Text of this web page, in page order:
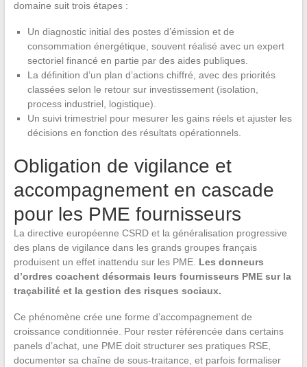
domaine suit trois étapes :
Un diagnostic initial des postes d’émission et de
consommation énergétique, souvent réalisé avec un expert
sectoriel financé en partie par des aides publiques.
La définition d’un plan d’actions chiffré, avec des priorités
classées selon le retour sur investissement (isolation,
process industriel, logistique).
Un suivi trimestriel pour mesurer les gains réels et ajuster les
décisions en fonction des résultats opérationnels.
Obligation de vigilance et
accompagnement en cascade
pour les PME fournisseurs
La directive européenne CSRD et la généralisation progressive
des plans de vigilance dans les grands groupes français
produisent un effet inattendu sur les PME. Les donneurs
d’ordres coachent désormais leurs fournisseurs PME sur la
traçabilité et la gestion des risques sociaux.
Ce phénomène crée une forme d’accompagnement de
croissance conditionnée. Pour rester référencée dans certains
panels d’achat, une PME doit structurer ses pratiques RSE,
documenter sa chaîne de sous-traitance, et parfois formaliser